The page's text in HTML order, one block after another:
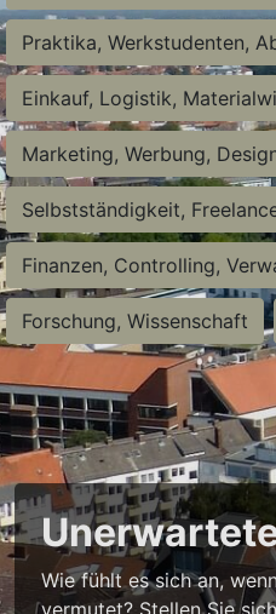
Praktika, Werkstudenten,
Einkauf, Logistik,
Marketing, Werbung,
Selbstständigkeit,
Finanzen, Controlling,
Forschung, Wissenschaft
Wie fühlt es sich an,